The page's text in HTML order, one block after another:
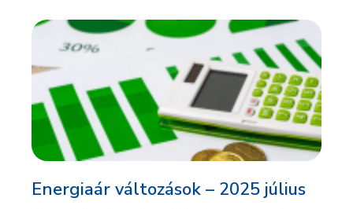
Energiaár változások – 2025 július